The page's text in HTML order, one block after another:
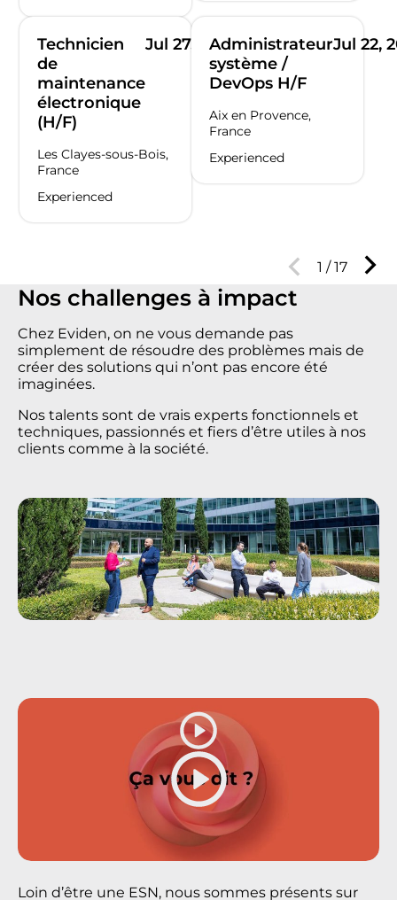
Technicien
de
maintenance
électronique
(H/F)
Jul 27, 2026
Les Clayes-sous-Bois,
France
Experienced
Administrateur
système /
DevOps H/F
Jul 22,
Aix en Provence,
France
Experienced
1 /17
Nos challenges à impact
Chez Eviden, on ne vous demande pas
simplement de résoudre des problèmes mais de
créer des solutions qui n’ont pas encore été
imaginées.
Nos talents sont de vrais experts fonctionnels et
techniques, passionnés et fiers d’être utiles à nos
clients comme à la société.
Loin d’être une ESN, nous sommes présents sur